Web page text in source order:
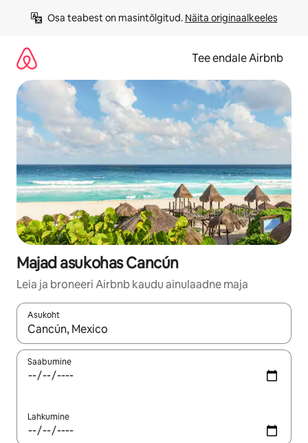
Osa teabest on masintõlgitud. Näita originaalkeeles
Tee endale Airbnb
Majad asukohas Cancún
Leia ja broneeri Airbnb kaudu ainulaadne maja
Asukoht
Kui tulemused on kuvatud, liigu ekraanil nooleklahvidega või
Saabumine
Lahkumine